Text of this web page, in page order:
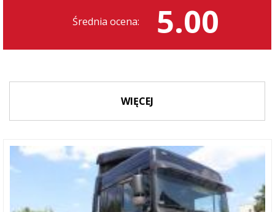
Średnia ocena: 5.00
WIĘCEJ